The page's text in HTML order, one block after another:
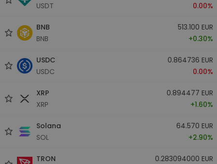
USDT
0.00%
BNB
BNB
513.100 EUR
+0.30%
USDC
USDC
0.864736 EUR
0.00%
XRP
XRP
0.894477 EUR
+1.60%
Solana
SOL
64.570 EUR
+2.90%
TRON
0.283094000 EUR